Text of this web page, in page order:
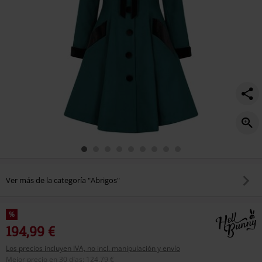
Ver más de la categoría "Abrigos"
%
194,99 €
Los precios incluyen IVA, no incl. manipulación y envío
Mejor precio en 30 días
124,79 €